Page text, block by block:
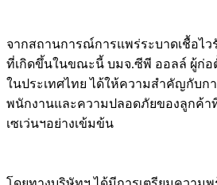
จากสถานการณ์การแพร่ระบาดเชื้อไว
ที่เกิดขึ้นในขณะนี้ บมจ.ซีพี ออลล์ ผู้ก่อตั้
ในประเทศไทย ได้ให้ความสำคัญกับก
พนักงานและความปลอดภัยของลูกค้า
เซเว่นฯอย่างเข้มข้น